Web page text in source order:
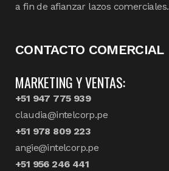
a fin de afianzar lazos comerciales.
CONTACTO COMERCIAL
MARKETING Y VENTAS:
+51 947 775 939
claudia@intelcorp.pe
+51 978 809 223
angie@intelcorp.pe
+51 956 246 441